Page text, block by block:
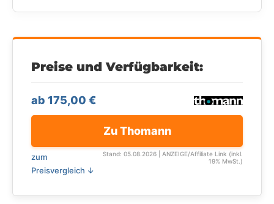
Preise und Verfügbarkeit:
ab 175,00 €
Zu Thomann
zum
Preisvergleich ↓
Stand: 05.08.2026 | ANZEIGE/Affiliate Link (inkl.
19% MwSt.)